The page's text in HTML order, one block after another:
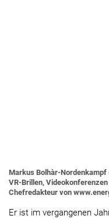
Markus Bolhàr-
VR-Brillen,
Chefredakteur von
Er ist im vergangenen